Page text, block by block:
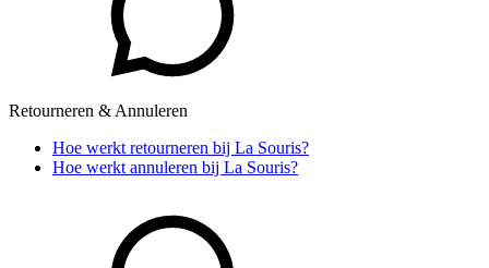
Retourneren & Annuleren
Hoe werkt retourneren bij La Souris?
Hoe werkt annuleren bij La Souris?